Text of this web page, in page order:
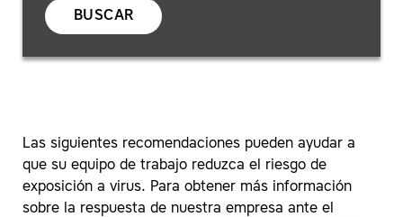
BUSCAR
Las siguientes recomendaciones pueden ayudar a
que su equipo de trabajo reduzca el riesgo de
exposición a virus. Para obtener más información
sobre la respuesta de nuestra empresa ante el